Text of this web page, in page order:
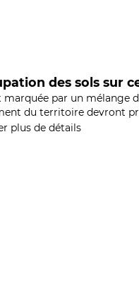
des sols sur
par un mélange
du territoire devront
plus de détails